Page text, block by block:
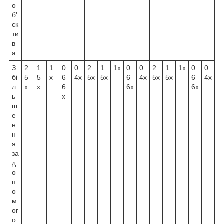
о
б'
єк
ти
в
а
З
бі
л
ь
ш
е
н
н
я
за
д
о
п
о
м
ог
о
2.
5
x
1.
5
x
1
x
0.
6
6
x
0.
4x
2.
5x
1.
5x
1x
0.
6
6x
0.
4x
2.
5x
1.
5x
1x
0.
6
6x
0.
4x